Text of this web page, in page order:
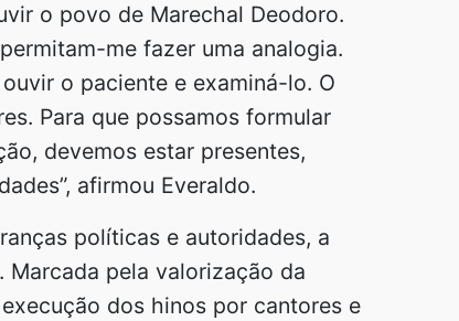
o povo de Marechal Deodoro.
me fazer uma analogia.
o paciente e examiná-lo. O
Para que possamos formular
devemos estar presentes,
afirmou Everaldo.
políticas e autoridades, a
Marcada pela valorização da
dos hinos por cantores e